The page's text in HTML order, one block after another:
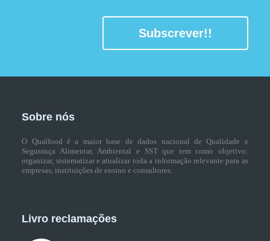
Subscrever!!
Sobre nós
O Qualfood é a maior base de dados nacional de Qualidade e
Segurança Alimentar, Ambiental e SST que tem como objetivo:
organizar, sistematizar e atualizar toda a informação relevante para as
empresas, instituições de ensino e consultores.
Livro reclamações